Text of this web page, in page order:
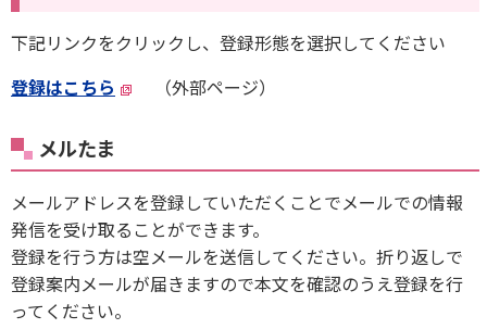
下記リンクをクリックし、登録形態を選択してください
登録はこちら
（外部ページ）
メルたま
メールアドレスを登録していただくことでメールでの情報
発信を受け取ることができます。
登録を行う方は空メールを送信してください。折り返しで
登録案内メールが届きますので本文を確認のうえ登録を行
ってください。